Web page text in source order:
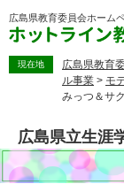
ー
す。
広島県教育委員会ホーム
現在地 広島県教育
ル事業 > モ
みっつ＆サ
広島県立生涯